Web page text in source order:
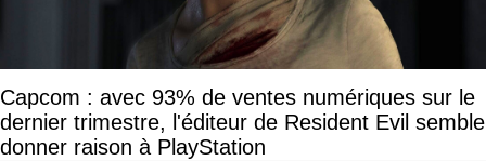
Capcom : avec 93% de ventes numériques sur le
dernier trimestre, l'éditeur de Resident Evil semble
donner raison à PlayStation